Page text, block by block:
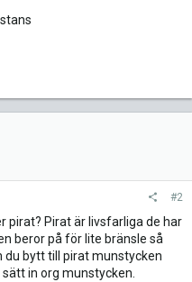
#2
pirat? Pirat är livsfarliga de har
beror på för lite bränsle så
du bytt till pirat munstycken
in org munstycken.